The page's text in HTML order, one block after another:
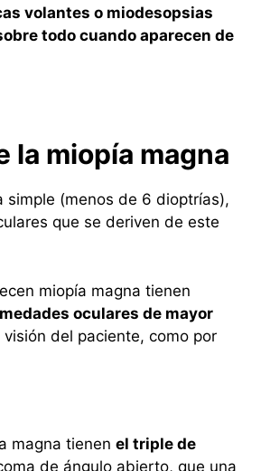
volantes o miodesopsias
todo cuando aparecen de
la miopía magna
simple (menos de 6 dioptrías),
que se deriven de este
miopía magna tienen
oculares de mayor
del paciente, como por
magna tienen el triple de
de ángulo abierto, que una